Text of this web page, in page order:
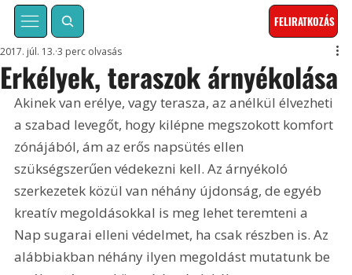
FELIRATKOZÁS
Erkélyek, teraszok árnyékolása
2017. júl. 13. 3 perc olvasás
Akinek van erélye, vagy terasza, az anélkül élvezheti
a szabad levegőt, hogy kilépne megszokott komfort
zónájából, ám az erős napsütés ellen
szükségszerűen védekezni kell. Az árnyékoló
szerkezetek közül van néhány újdonság, de egyéb
kreatív megoldásokkal is meg lehet teremteni a
Nap sugarai elleni védelmet, ha csak részben is. Az
alábbiakban néhány ilyen megoldást mutatunk be